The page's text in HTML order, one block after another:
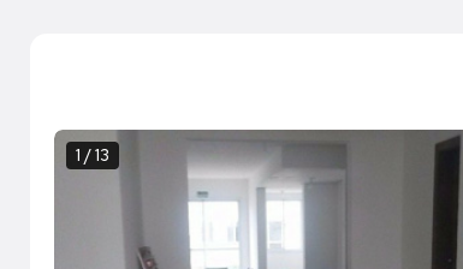
1 / 13